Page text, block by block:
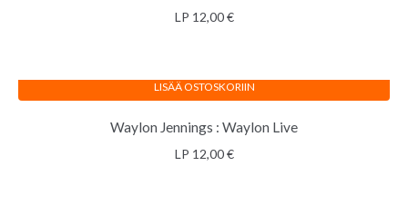
LP 12,00€
Waylon Jennings : Waylon Live
LP 12,00€
LISÄÄ OSTOSKORIIN